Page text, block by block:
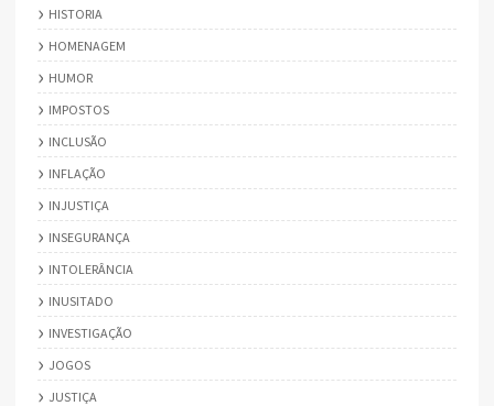
HISTORIA
HOMENAGEM
HUMOR
IMPOSTOS
INCLUSÃO
INFLAÇÃO
INJUSTIÇA
INSEGURANÇA
INTOLERÂNCIA
INUSITADO
INVESTIGAÇÃO
JOGOS
JUSTIÇA